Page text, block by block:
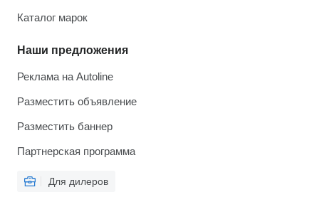
Каталог марок
Наши предложения
Реклама на Autoline
Разместить объявление
Разместить баннер
Партнерская программа
Для дилеров